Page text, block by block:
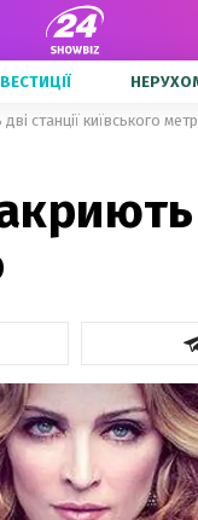
станції київського